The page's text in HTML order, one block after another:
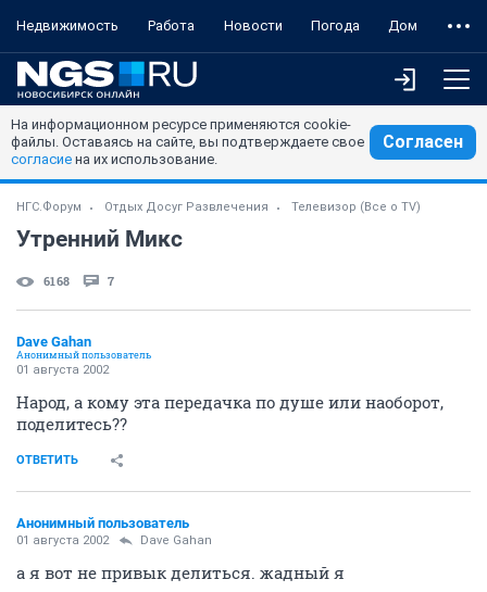
Недвижимость Работа Новости Погода Дом
На информационном ресурсе применяются cookie-
файлы. Оставаясь на сайте, вы подтверждаете свое
согласие на их использование.
Согласен
НГС.Форум Отдых Досуг Развлечения Телевизор (Все о TV)
Утренний Микс
6168 7
Dave Gahan
Анонимный пользователь
01 августа 2002
Народ, а кому эта передачка по душе или наоборот,
поделитесь??
ОТВЕТИТЬ
Анонимный пользователь
01 августа 2002 Dave Gahan
а я вот не привык делиться. жадный я